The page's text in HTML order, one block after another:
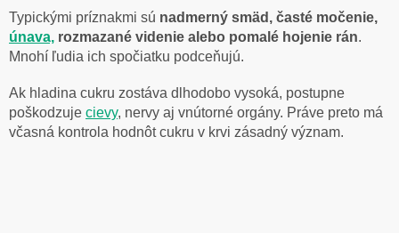
Typickými príznakmi sú nadmerný smäd, časté močenie,
únava, rozmazané videnie alebo pomalé hojenie rán.
Mnohí ľudia ich spočiatku podceňujú.
Ak hladina cukru zostáva dlhodobo vysoká, postupne
poškodzuje cievy, nervy aj vnútorné orgány. Práve preto má
včasná kontrola hodnôt cukru v krvi zásadný význam.